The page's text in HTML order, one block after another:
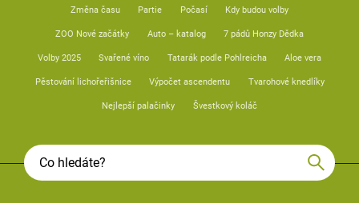
Změna času Partie Počasí Kdy budou volby
ZOO Nové začátky Auto – katalog 7 pádů Honzy Dědka
Volby 2025 Svařené víno Tatarák podle Pohlreicha Aloe vera
Pěstování lichořeřišnice Výpočet ascendentu Tvarohové knedlíky
Nejlepší palačinky Švestkový koláč